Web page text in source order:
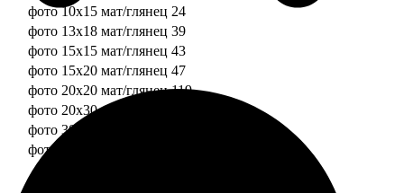
фото 10х15 мат/глянец 24
фото 13х18 мат/глянец 39
фото 15х15 мат/глянец 43
фото 15х20 мат/глянец 47
фото 20х20 мат/глянец 119
фото 20х30 мат/глянец
фото 30х30 мат/глянец
фото 30х40 мат/глянец